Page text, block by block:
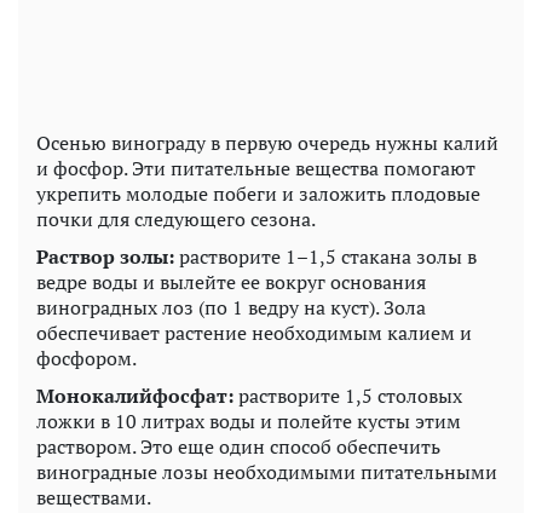
Осенью винограду в первую очередь нужны калий
и фосфор. Эти питательные вещества помогают
укрепить молодые побеги и заложить плодовые
почки для следующего сезона.
Раствор золы:растворите 1–1,5 стакана золы в
ведре воды и вылейте ее вокруг основания
виноградных лоз (по 1 ведру на куст). Зола
обеспечивает растение необходимым калием и
фосфором.
Монокалийфосфат:растворите 1,5 столовых
ложки в 10 литрах воды и полейте кусты этим
раствором. Это еще один способ обеспечить
виноградные лозы необходимыми питательными
веществами.